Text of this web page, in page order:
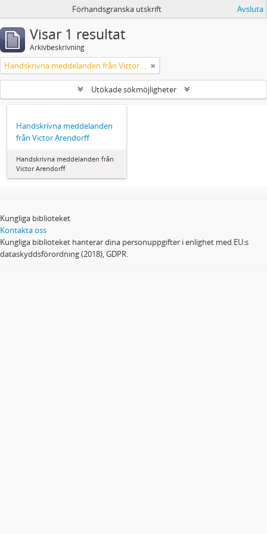
Förhandsgranska utskrift Avsluta
Visar 1 resultat
Arkivbeskrivning
Handskrivna meddelanden från Victor Arendorff
Utökade sökmöjligheter
Handskrivna meddelanden
från Victor Arendorff
Handskrivna meddelanden från
Victor Arendorff
Kungliga biblioteket
Kontakta oss
Kungliga biblioteket hanterar dina personuppgifter i enlighet med EU:s
dataskyddsförordning (2018), GDPR.